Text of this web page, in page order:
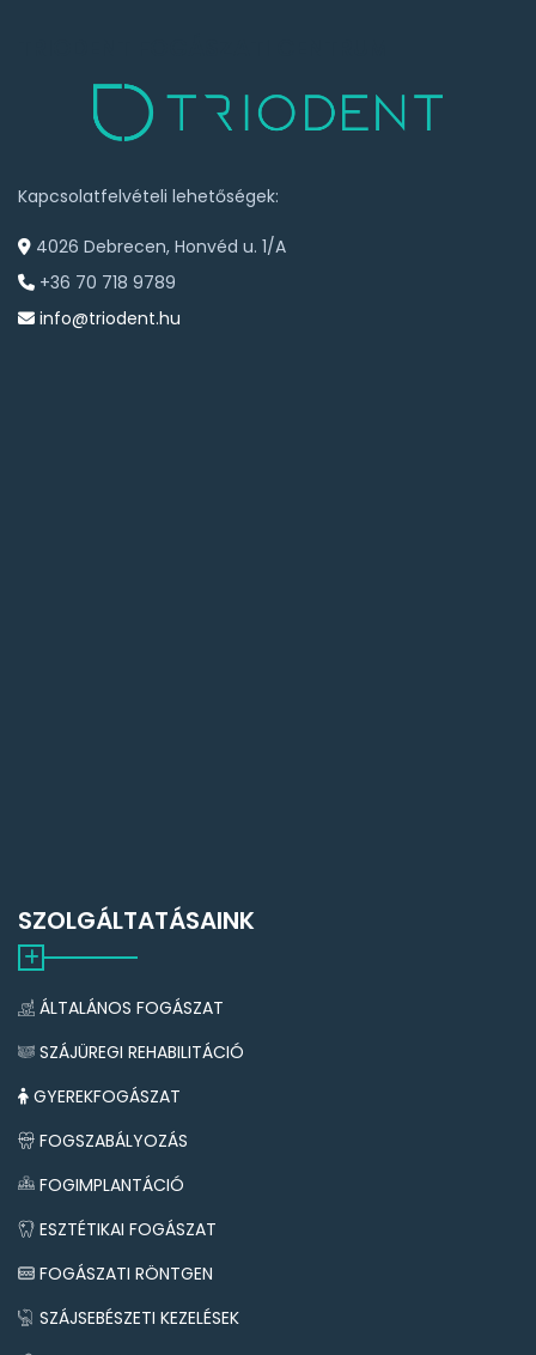
Kapcsolatfelvételi lehetőségek:
4026 Debrecen, Honvéd u. 1/A
+36 70 718 9789
info@triodent.hu
SZOLGÁLTATÁSAINK
ÁLTALÁNOS FOGÁSZAT
SZÁJÜREGI REHABILITÁCIÓ
GYEREKFOGÁSZAT
FOGSZABÁLYOZÁS
FOGIMPLANTÁCIÓ
ESZTÉTIKAI FOGÁSZAT
FOGÁSZATI RÖNTGEN
SZÁJSEBÉSZETI KEZELÉSEK